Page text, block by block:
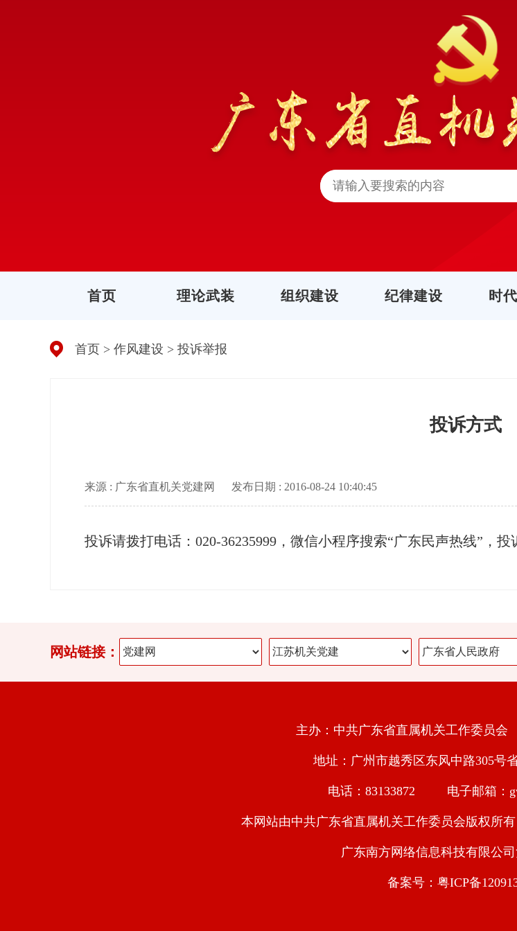
首页 理论武装 组织建设 纪律建设 时
首页 > 作风建设 > 投诉举报
投诉方式
来源 : 广东省直机关党建网 发布日期 : 2016-08-24 10:40:45
投诉请拨打电话：020-36235999，微信小程序搜索“广东民声热线”，投
网站链接：
主办：中共广东省直属机关工作委员
地址：广州市越秀区东风中路305号
电话：83133872 电子邮箱：
本网站由中共广东省直属机关工作委员会版权所
广东南方网络信息科技有限公
备案号：粤ICP备